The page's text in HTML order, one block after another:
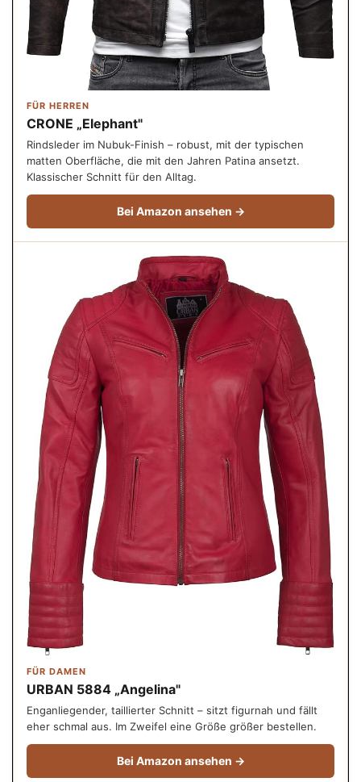
FÜR HERREN
CRONE „Elephant"
Rindsleder im Nubuk-Finish – robust, mit der typischen
matten Oberfläche, die mit den Jahren Patina ansetzt.
Klassischer Schnitt für den Alltag.
Bei Amazon ansehen →
FÜR DAMEN
URBAN 5884 „Angelina"
Enganliegender, taillierter Schnitt – sitzt figurnah und fällt
eher schmal aus. Im Zweifel eine Größe größer bestellen.
Bei Amazon ansehen →